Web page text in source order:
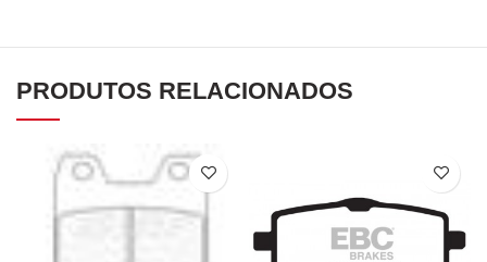
PRODUTOS RELACIONADOS